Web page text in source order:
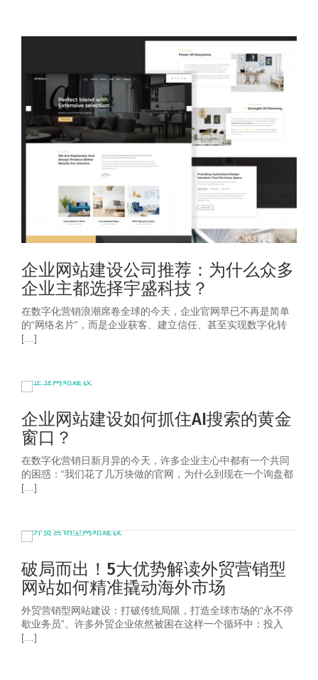
企业网站建设公司推荐：为什么众多
企业主都选择宇盛科技？
在数字化营销浪潮席卷全球的今天，企业官网早已不再是简单
的“网络名片”，而是企业获客、建立信任、甚至实现数字化转
[…]
企业网站建设如何抓住AI搜索的黄金
窗口？
在数字化营销日新月异的今天，许多企业主心中都有一个共同
的困惑：“我们花了几万块做的官网，为什么到现在一个询盘都
[…]
破局而出！5大优势解读外贸营销型
网站如何精准撬动海外市场
外贸营销型网站建设：打破传统局限，打造全球市场的“永不停
歇业务员”。许多外贸企业依然被困在这样一个循环中：投入
[…]